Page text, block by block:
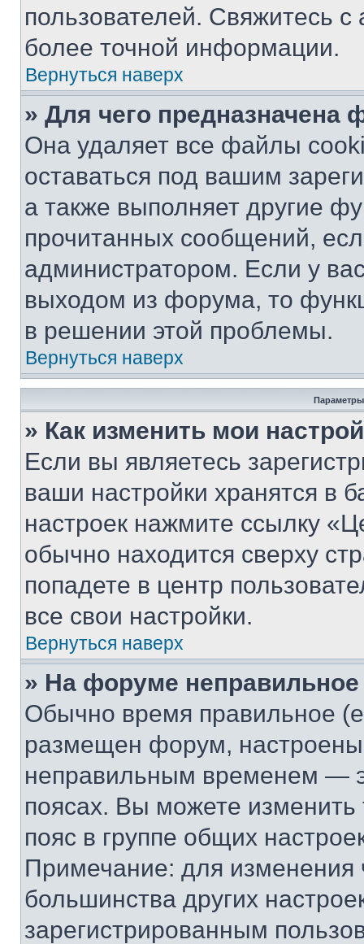
пользователей. Свяжитесь
более точной информации.
Вернуться наверх
» Для чего предназначена
Она удаляет все файлы
оставаться под вашим
а также выполняет другие
прочитанных сообщений,
администратором. Если у
выходом из форума, то
в решении этой проблемы.
Вернуться наверх
Параметры
» Как изменить мои
Если вы являетесь
ваши настройки хранятся в
настроек нажмите ссылку
обычно находится сверху
попадете в центр
все свои настройки.
Вернуться наверх
» На форуме
Обычно время правильное
размещен форум, настроены
неправильным временем —
поясах. Вы можете изменить
пояс в группе общих
Примечание: для изменения
большинства других
зарегистрированным